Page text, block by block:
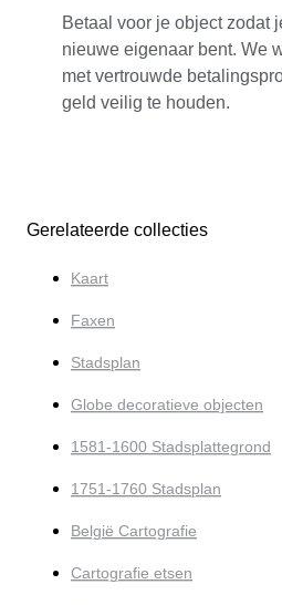
Betaal voor je object zodat
nieuwe eigenaar bent. We
met vertrouwde
geld veilig te houden.
Gerelateerde collecties
Kaart
Faxen
Stadsplan
Globe decoratieve objecten
1581-1600 Stadsplattegrond
1751-1760 Stadsplan
België Cartografie
Cartografie etsen